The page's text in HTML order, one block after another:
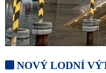
NOVÝ LODNÍ